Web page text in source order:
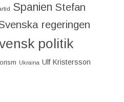
Spanien Stefan
regeringen
politik
Ukraina Ulf Kristersson